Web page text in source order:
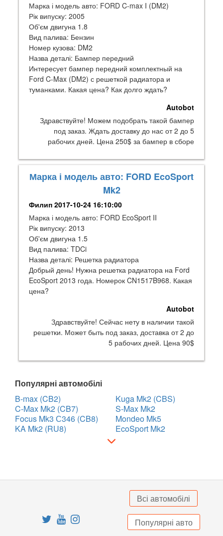
Марка і модель авто: FORD C-max I (DM2)
Рік випуску: 2005
Об'єм двигуна 1.8
Вид палива: Бензин
Номер кузова: DM2
Назва деталі: Бампер передний
Интересует бампер передний комплектный на
Ford C-Max (DM2) с решеткой радиатора и
туманками. Какая цена? Как долго ждать?
Autobot
Здравствуйте! Можем подобрать такой бампер
под заказ. Ждать доставку до нас от 2 до 5
рабочих дней. Цена 250$ за бампер в сборе
Марка і модель авто: FORD EcoSport
Mk2
Филип 2017-10-24 16:10:00
Марка і модель авто: FORD EcoSport II
Рік випуску: 2013
Об'єм двигуна 1.5
Вид палива: TDCi
Назва деталі: Решетка радиатора
Добрый день! Нужна решетка радиатора на Ford
EcoSport 2013 года. Номерок CN1517B968. Какая
цена?
Autobot
Здравствуйте! Сейчас нету в наличии такой
решетки. Может быть под заказ, доставка от 2 до
5 рабочих дней. Цена 90$
Популярні автомобілі
B-max (CB2)
C-Max Mk2 (CB7)
Focus Mk3 С346 (CB8)
KA Mk2 (RU8)
Kuga Mk2 (CBS)
S-Max Mk2
Mondeo Mk5
EcoSport Mk2
Всі автомобілі
Популярні авто